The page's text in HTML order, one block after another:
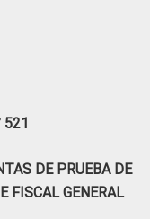
521
DE PRUEBA DE
FISCAL GENERAL